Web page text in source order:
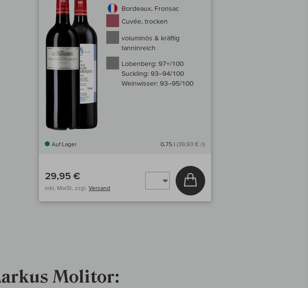
Bordeaux, Fronsac
Cuvée, trocken
voluminös & kräftig
tanninreich
Lobenberg: 97+/100
Suckling: 93–94/100
Weinwisser: 93–95/100
Auf Lager 0,75 l (39,93 € /l)
29,95 €
inkl. MwSt, zzgl. Versand
In den Warenkorb
Molitor: